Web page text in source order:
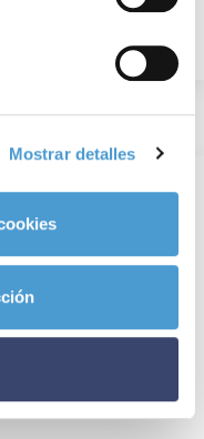
Mostrar detalles